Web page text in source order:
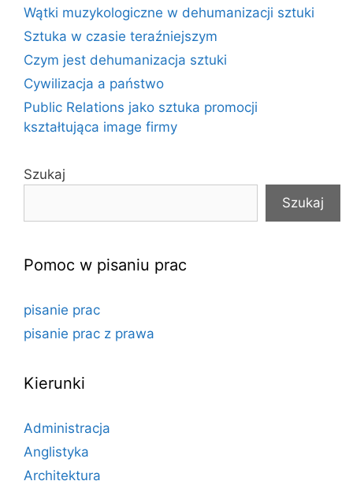
Wątki muzykologiczne w dehumanizacji sztuki
Sztuka w czasie teraźniejszym
Czym jest dehumanizacja sztuki
Cywilizacja a państwo
Public Relations jako sztuka promocji
kształtująca image firmy
Szukaj
Szukaj
Pomoc w pisaniu prac
pisanie prac
pisanie prac z prawa
Kierunki
Administracja
Anglistyka
Architektura